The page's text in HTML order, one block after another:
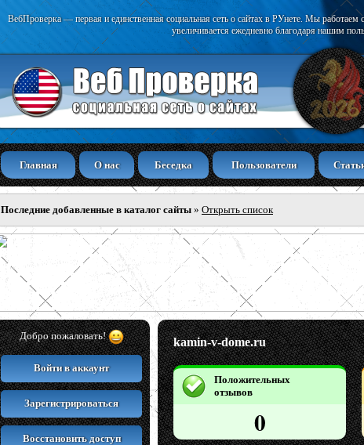
ВебПроверка — первая и единственная социальная сеть о сайтах в РУнете. Мы
увеличивается ежедневно благодаря нашим
Главная О нас Беседка Пользователи
Последние добавленные в каталог сайты » Открыть список
Добро пожаловать!
Войти в аккаунт
Зарегистрироваться
Восстановить доступ
kamin-v-dome.ru
Положительных
отзывов
0